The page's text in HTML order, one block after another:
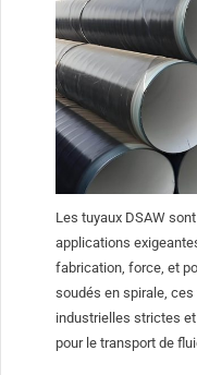
Les tuyaux DSAW
applications
fabrication, force, et
soudés en spirale,
industrielles strictes
pour le transport de